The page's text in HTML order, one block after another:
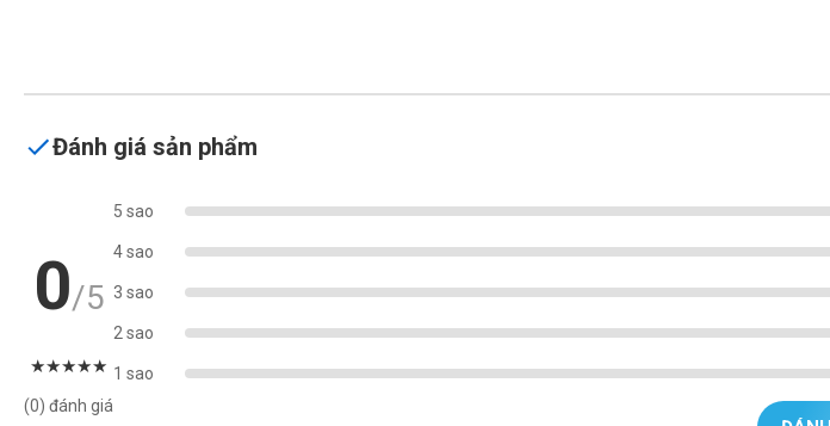
Đánh giá sản phẩm
0/5
★★★★★
(0) đánh giá
5 sao
4 sao
3 sao
2 sao
1 sao